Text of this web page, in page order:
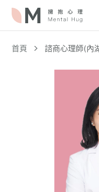
首頁 諮商心理師(內